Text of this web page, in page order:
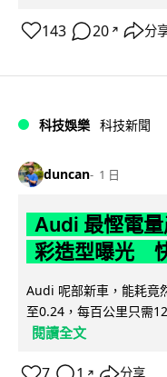
143 20 ↗ 分
科技娛樂 科技新聞
duncan 1 日
Audi 最慳電
彩造型曝光
Audi 呢部新車，能耗竟
至0.24，每百公里只需
閱讀全文
↗ 分享